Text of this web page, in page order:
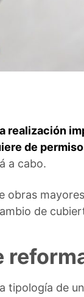
realización
de
a cabo.
obras
de
tipología de